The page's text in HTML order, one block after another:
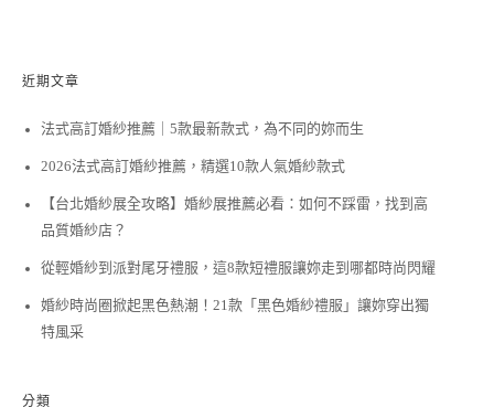
近期文章
法式高訂婚紗推薦｜5款最新款式，為不同的妳而生
2026法式高訂婚紗推薦，精選10款人氣婚紗款式
【台北婚紗展全攻略】婚紗展推薦必看：如何不踩雷，找到高
品質婚紗店？
從輕婚紗到派對尾牙禮服，這8款短禮服讓妳走到哪都時尚閃耀
婚紗時尚圈掀起黑色熱潮！21款「黑色婚紗禮服」讓妳穿出獨
特風采
分類